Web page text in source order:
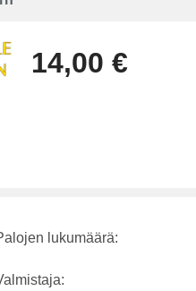
14,00 €
lukumäärä: